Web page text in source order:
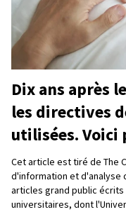
Dix ans après
les directives
utilisées. Voici
Cet article est tiré de The
d'information et d'analyse
articles grand public
universitaires, dont